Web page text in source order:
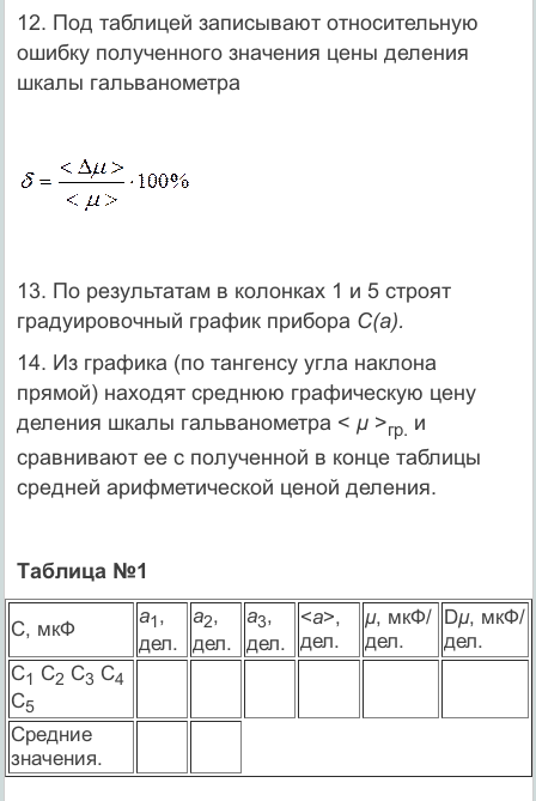
12. Под таблицей записывают относительную
ошибку полученного значения цены деления
шкалы гальванометра
13. По результатам в колонках 1 и 5 строят
градуировочный график прибора С(a).
14. Из графика (по тангенсу угла наклона
прямой) находят среднюю графическую цену
деления шкалы гальванометра < μ >гр. и
сравнивают ее с полученной в конце таблицы
средней арифметической ценой деления.
Таблица №1
С, мкФ
a1 ,
дел.
a2,
дел.
a3,
дел.
<a>,
дел.
μ, мкФ/
дел.
Dμ, мкФ/
дел.
С1 С2 С3 С4
С5
Средние
значения.